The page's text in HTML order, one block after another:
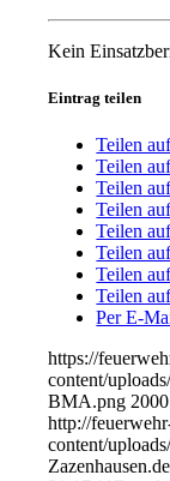
Kein
Eintrag teilen
Teilen
Teilen
Teilen
Teilen
Teilen
Teilen
Teilen
Teilen
Per E-
https://
content/
BMA.png 2000
http://
content/
Zazenhausen.de